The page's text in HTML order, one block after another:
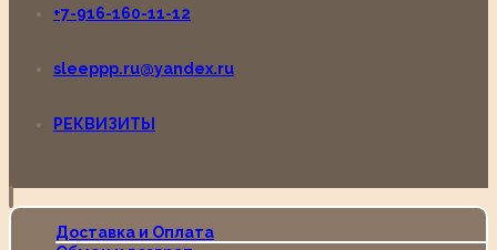
+7-916-160-11-12
sleeppp.ru@yandex.ru
РЕКВИЗИТЫ
Доставка и Оплата